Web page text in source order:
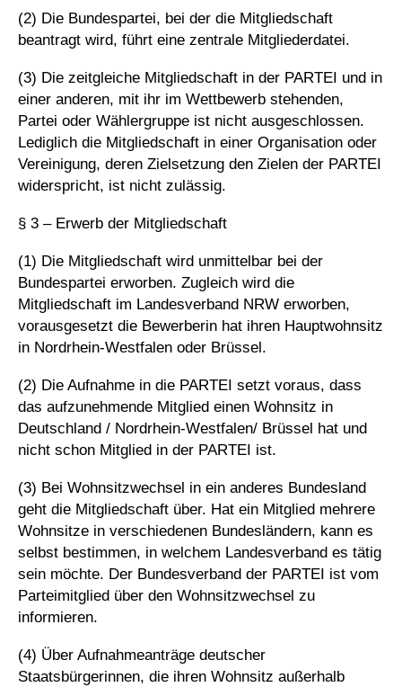
(2) Die Bundespartei, bei der die Mitgliedschaft
beantragt wird, führt eine zentrale Mitgliederdatei.
(3) Die zeitgleiche Mitgliedschaft in der PARTEI und in
einer anderen, mit ihr im Wettbewerb stehenden,
Partei oder Wählergruppe ist nicht ausgeschlossen.
Lediglich die Mitgliedschaft in einer Organisation oder
Vereinigung, deren Zielsetzung den Zielen der PARTEI
widerspricht, ist nicht zulässig.
§ 3 – Erwerb der Mitgliedschaft
(1) Die Mitgliedschaft wird unmittelbar bei der
Bundespartei erworben. Zugleich wird die
Mitgliedschaft im Landesverband NRW erworben,
vorausgesetzt die Bewerberin hat ihren Hauptwohnsitz
in Nordrhein-Westfalen oder Brüssel.
(2) Die Aufnahme in die PARTEI setzt voraus, dass
das aufzunehmende Mitglied einen Wohnsitz in
Deutschland / Nordrhein-Westfalen/ Brüssel hat und
nicht schon Mitglied in der PARTEI ist.
(3) Bei Wohnsitzwechsel in ein anderes Bundesland
geht die Mitgliedschaft über. Hat ein Mitglied mehrere
Wohnsitze in verschiedenen Bundesländern, kann es
selbst bestimmen, in welchem Landesverband es tätig
sein möchte. Der Bundesverband der PARTEI ist vom
Parteimitglied über den Wohnsitzwechsel zu
informieren.
(4) Über Aufnahmeanträge deutscher
Staatsbürgerinnen, die ihren Wohnsitz außerhalb